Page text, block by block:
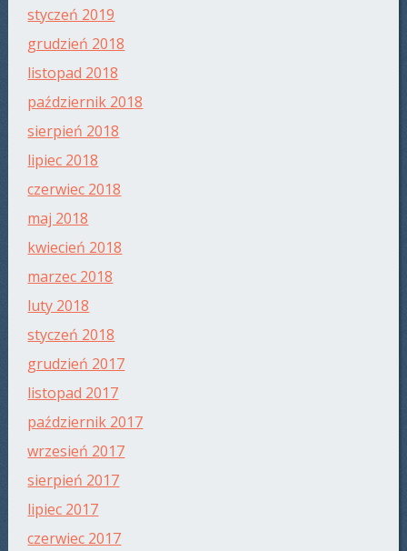
styczeń 2019
grudzień 2018
listopad 2018
październik 2018
sierpień 2018
lipiec 2018
czerwiec 2018
maj 2018
kwiecień 2018
marzec 2018
luty 2018
styczeń 2018
grudzień 2017
listopad 2017
październik 2017
wrzesień 2017
sierpień 2017
lipiec 2017
czerwiec 2017